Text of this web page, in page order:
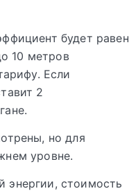
будет равен
10 метров
Если
2
но для
уровне.
энергии, стоимость